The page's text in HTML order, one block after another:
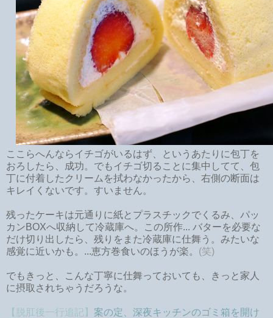
ここらへんならイチゴがいるはず、というあたりに包丁を
おろしたら、成功。でもイチゴ切ることに集中してて、包
丁に付着したクリームを拭わなかったから、右側の断面は
キレイくないです。すいません。
残ったケーキは元通りに紙とプラスチックでくるみ、パッ
カンBOXへ収納して冷蔵庫へ。この所作... バターを必要な
だけ切り出したら、残りをまた冷蔵庫に仕舞う。みたいな
感覚に近いかも。...恵方巻食いのほうが楽。 (笑)
でもきっと、こんな丁寧に仕舞っておいても、きっと家人
に摂取されちゃうだろうな。
【脱肛後一行追記】 案の定、深夜キッチンのゴミ箱を開け